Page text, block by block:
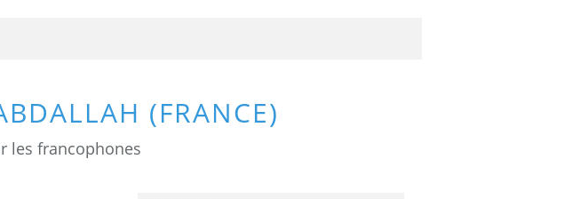
(FRANCE)
les francophones